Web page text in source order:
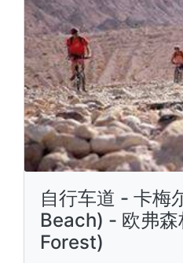
自行车道 - 卡梅
Beach) - 欧弗
Forest)